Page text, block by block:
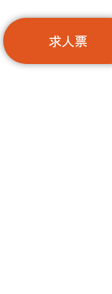
求人票